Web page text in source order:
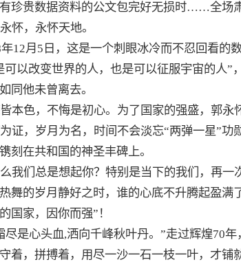
珍贵数据资料的公文包完好无损时……全场
怀，永怀天地。
年12月5日，这是一个刺眼冰冷而不忍回看的
可以改变世界的人，也是可以征服宇宙的人
同他未曾离去。
本色，不悔是初心。为了国家的强盛，郭
证，岁月为名，时间不会淡忘“两弹一星”
刻在共和国的神圣丰碑上。
我们总是想起你？特别是当下的我们，再
舞的岁月静好之时，谁的心底不升腾起盈
国家，因你而强”！
尽是心头血,洒向千峰秋叶丹。”走过辉煌70
着，拼搏着，用尽一沙一石一枝一叶，才